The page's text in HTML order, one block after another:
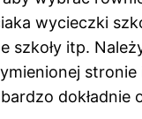
wycieczki
szkoły itp.
dokładnie